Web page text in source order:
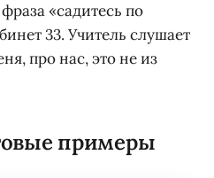
«садитесь по
33. Учитель слушает
про нас, это не из
примеры